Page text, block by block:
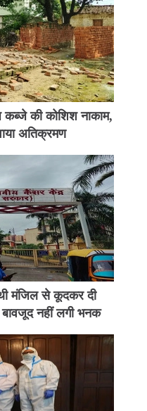
कब्जे की कोशिश नाकाम,
अतिक्रमण
मंजिल से कूदकर दी
नहीं लगी भनक